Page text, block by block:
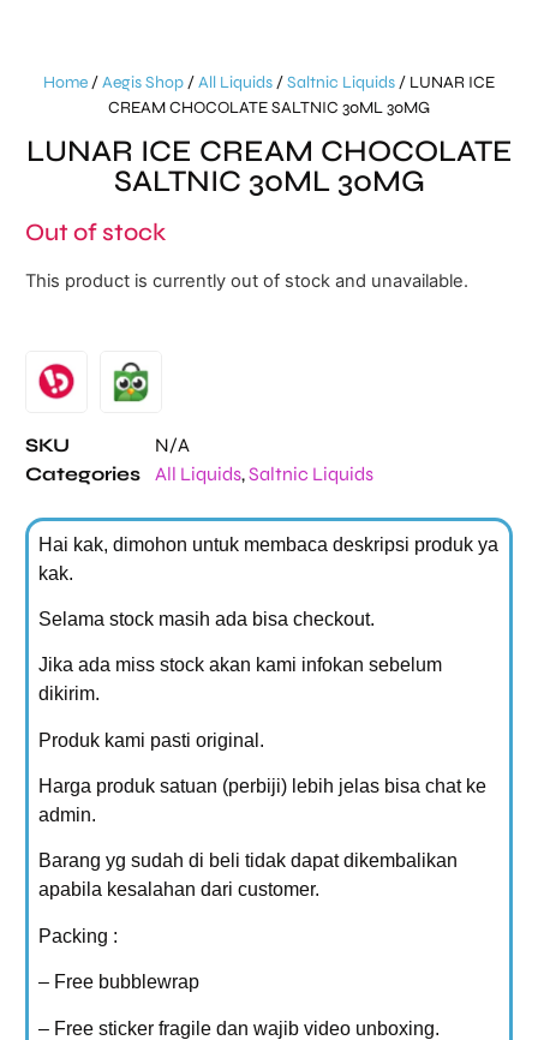
Home /Aegis Shop /All Liquids /Saltnic Liquids / LUNAR ICE
CREAM CHOCOLATE SALTNIC 30ML 30MG
LUNAR ICE CREAM CHOCOLATE
SALTNIC 30ML 30MG
Out of stock
This product is currently out of stock and unavailable.
SKU
N/A
Categories
All Liquids,Saltnic Liquids
Hai kak, dimohon untuk membaca deskripsi produk ya
kak.
Selama stock masih ada bisa checkout.
Jika ada miss stock akan kami infokan sebelum
dikirim.
Produk kami pasti original.
Harga produk satuan (perbiji) lebih jelas bisa chat ke
admin.
Barang yg sudah di beli tidak dapat dikembalikan
apabila kesalahan dari customer.
Packing :
– Free bubblewrap
– Free sticker fragile dan wajib video unboxing.